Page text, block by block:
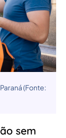
(Fonte:
sem